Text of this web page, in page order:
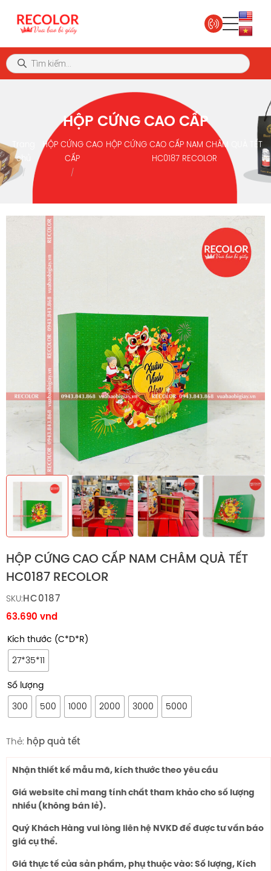
HỘP CỨNG CAO CẤP
Trang
chủ
HỘP CỨNG CAO
CẤP
HỘP CỨNG CAO CẤP NAM CHÂM QUÀ TẾT
HC0187 RECOLOR
HỘP CỨNG CAO CẤP NAM CHÂM QUÀ TẾT
HC0187 RECOLOR
SKU:HC0187
63.690 vnd
Kích thước (C*D*R)
27*35*11
Số lượng
300
500 1000 2000 3000 5000
Thẻ: hộp quà tết
Nhận thiết kế mẫu mã, kích thước theo yêu cầu
Giá website chỉ mang tính chất tham khảo cho số lượng
nhiều (không bán lẻ).
Quý Khách Hàng vui lòng liên hệ NVKD để được tư vấn báo
giá cụ thể.
Giá thực tế của sản phẩm, phụ thuộc vào: Số lượng, Kích